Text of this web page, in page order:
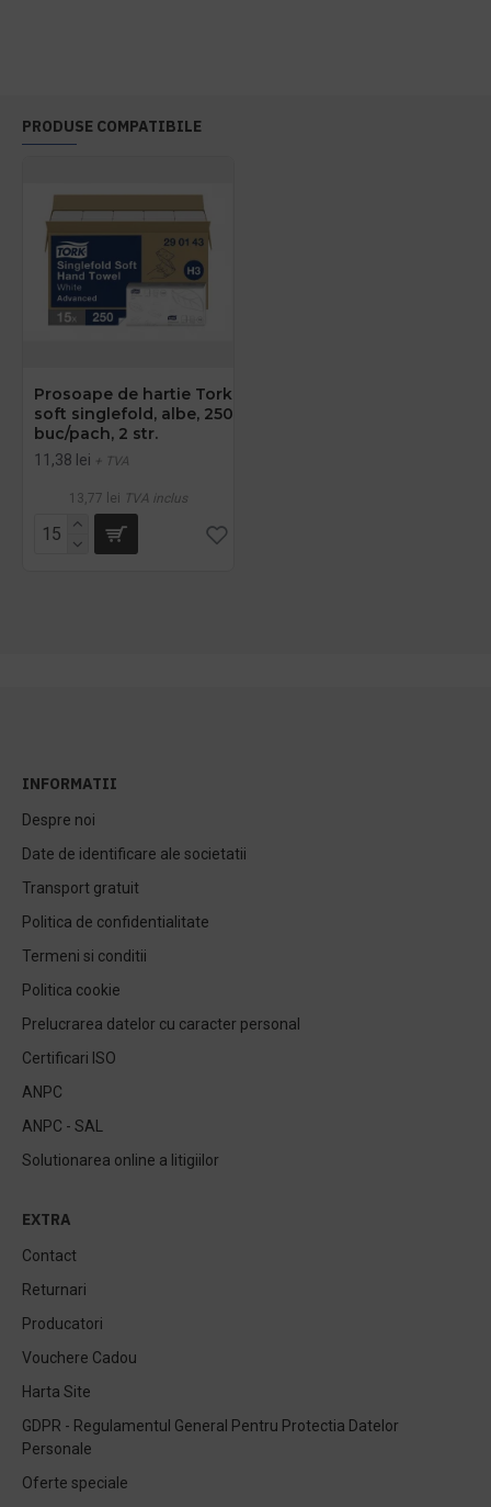
PRODUSE COMPATIBILE
Prosoape de hartie Tork
soft singlefold, albe, 250
buc/pach, 2 str.
11,38 lei + TVA
13,77 lei TVA inclus
INFORMATII
Despre noi
Date de identificare ale societatii
Transport gratuit
Politica de confidentialitate
Termeni si conditii
Politica cookie
Prelucrarea datelor cu caracter personal
Certificari ISO
ANPC
ANPC - SAL
Solutionarea online a litigiilor
EXTRA
Contact
Returnari
Producatori
Vouchere Cadou
Harta Site
GDPR - Regulamentul General Pentru Protectia Datelor
Personale
Oferte speciale